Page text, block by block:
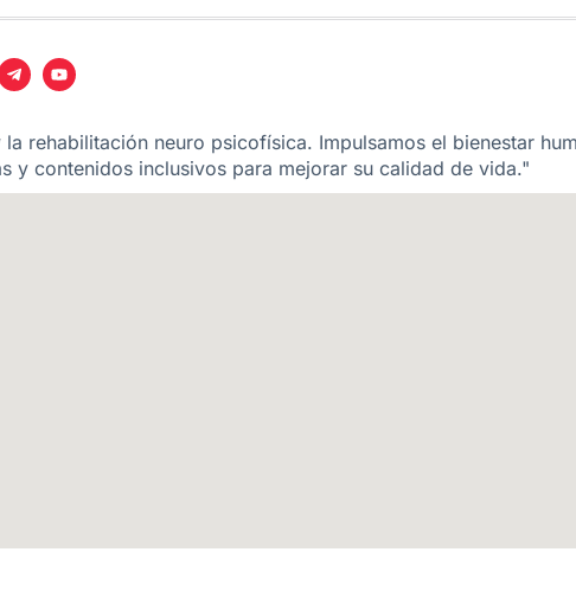
rehabilitación neuro psicofísica. Impulsamos el bienestar
y contenidos inclusivos para mejorar su calidad de vida."